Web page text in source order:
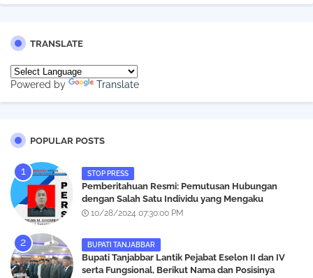
TRANSLATE
Powered by Translate
POPULAR POSTS
STOP PRESS
Pemberitahuan Resmi: Pemutusan Hubungan
dengan Salah Satu Individu yang Mengaku
Wartawan Analisismedia.com
10/28/2024 07:30:00 PM
BUPATI TANJABBAR
‎Bupati Tanjabbar Lantik Pejabat Eselon II dan IV
serta Fungsional, Berikut Nama dan Posisinya